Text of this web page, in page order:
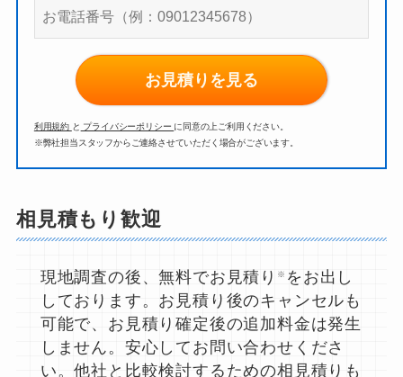
お見積りを見る
利用規約 と プライバシーポリシー に同意の上ご利用ください。
※弊社担当スタッフからご連絡させていただく場合がございます。
相見積もり歓迎
現地調査の後、無料でお見積り ※ をお出し
しております。お見積り後のキャンセルも
可能で、お見積り確定後の追加料金は発生
しません。安心してお問い合わせくださ
い。他社と比較検討するための相見積りも